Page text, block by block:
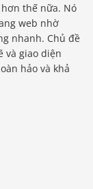
thế nữa. Nó
web nhờ
nhanh. Chủ đề
và giao diện
hảo và khả